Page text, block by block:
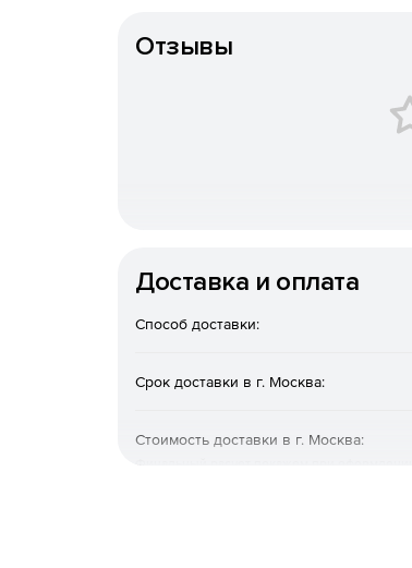
Отзывы
Доставка и оплата
Способ доставки:
Срок доставки в г. Москва:
Стоимость доставки в г. Москва: